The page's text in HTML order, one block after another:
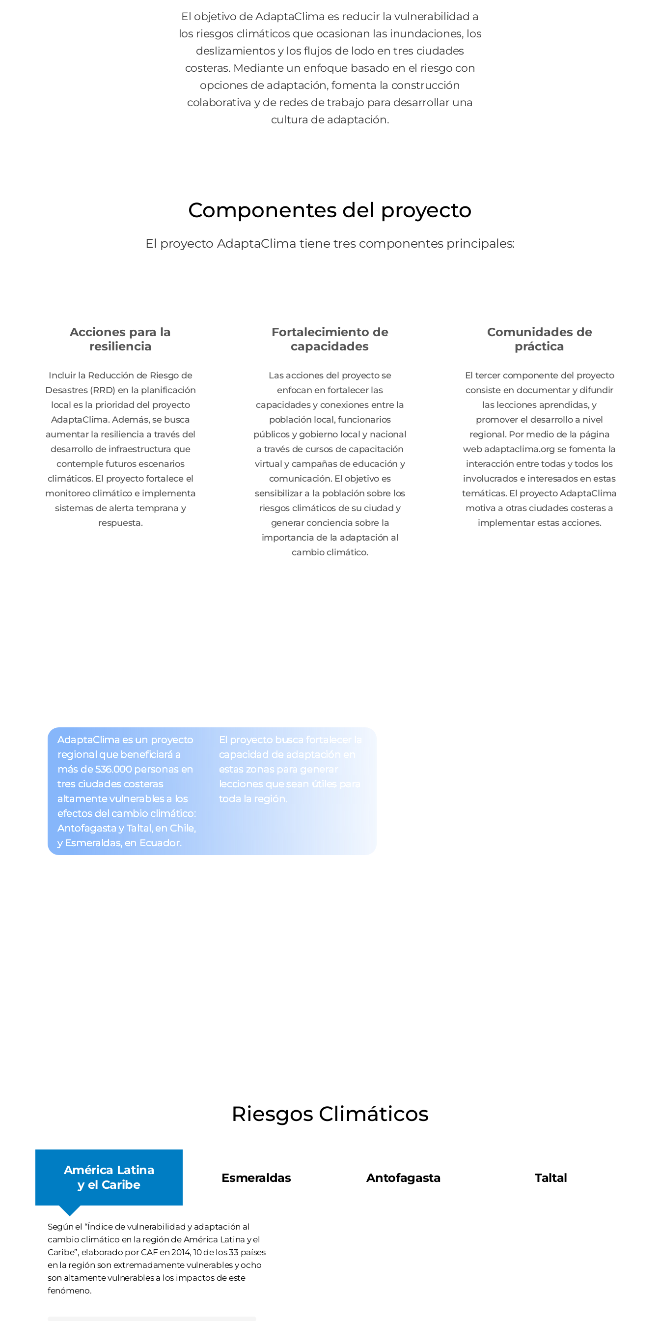
El objetivo de AdaptaClima es reducir la vulnerabilidad a
los riesgos climáticos que ocasionan las inundaciones, los
deslizamientos y los flujos de lodo en tres ciudades
costeras. Mediante un enfoque basado en el riesgo con
opciones de adaptación, fomenta la construcción
colaborativa y de redes de trabajo para desarrollar una
cultura de adaptación.
Componentes del proyecto
El proyecto AdaptaClima tiene tres componentes principales:
Acciones para la
resiliencia
Incluir la Reducción de Riesgo de
Desastres (RRD) en la planificación
local es la prioridad del proyecto
AdaptaClima. Además, se busca
aumentar la resiliencia a través del
desarrollo de infraestructura que
contemple futuros escenarios
climáticos. El proyecto fortalece el
monitoreo climático e implementa
sistemas de alerta temprana y
respuesta.
Fortalecimiento de
capacidades
Las acciones del proyecto se
enfocan en fortalecer las
capacidades y conexiones entre la
población local, funcionarios
públicos y gobierno local y nacional
a través de cursos de capacitación
virtual y campañas de educación y
comunicación. El objetivo es
sensibilizar a la población sobre los
riesgos climáticos de su ciudad y
generar conciencia sobre la
importancia de la adaptación al
cambio climático.
Comunidades de
práctica
El tercer componente del proyecto
consiste en documentar y difundir
las lecciones aprendidas, y
promover el desarrollo a nivel
regional. Por medio de la página
web adaptaclima.org se fomenta la
interacción entre todas y todos los
involucrados e interesados en estas
temáticas. El proyecto AdaptaClima
motiva a otras ciudades costeras a
implementar estas acciones.
AdaptaClima es un proyecto
regional que beneficiará a
más de 536.000 personas en
tres ciudades costeras
altamente vulnerables a los
efectos del cambio climático:
Antofagasta y Taltal, en Chile,
y Esmeraldas, en Ecuador.
El proyecto busca fortalecer la
capacidad de adaptación en
estas zonas para generar
lecciones que sean útiles para
toda la región.
Riesgos Climáticos
América Latina
y el Caribe
Esmeraldas Antofagasta Taltal
Según el “Índice de vulnerabilidad y adaptación al
cambio climático en la región de América Latina y el
Caribe”, elaborado por CAF en 2014, 10 de los 33 países
en la región son extremadamente vulnerables y ocho
son altamente vulnerables a los impactos de este
fenómeno.